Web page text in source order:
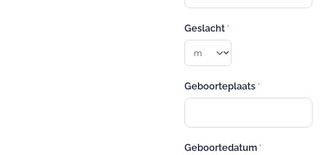
Geslacht
Geboorteplaats
Geboortedatum